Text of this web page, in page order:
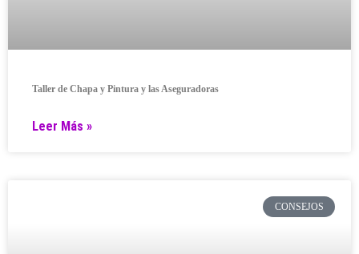
Taller de Chapa y Pintura y las Aseguradoras
Leer Más »
CONSEJOS